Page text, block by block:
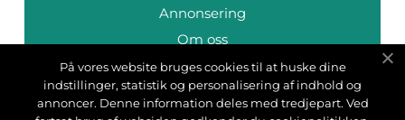
Annonsering
Om oss
Cookies
Kontakta oss
På vores website bruges cookies til at huske dine
indstillinger, statistik og personalisering af indhold og
annoncer. Denne information deles med tredjepart. Ved